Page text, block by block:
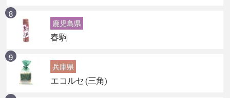
鹿児島県
春駒
兵庫県
エコルセ (三角)